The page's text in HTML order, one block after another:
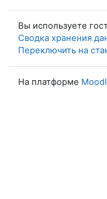
Вы используете
Сводка хранения
Переключить на
На платформе